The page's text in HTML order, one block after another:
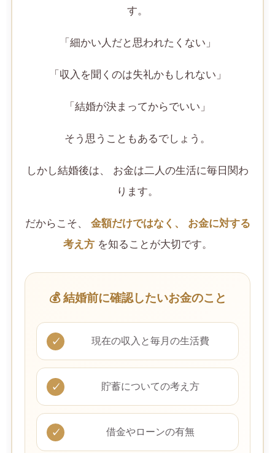
す。
「細かい人だと思われたくない」
「収入を聞くのは失礼かもしれない」
「結婚が決まってからでいい」
そう思うこともあるでしょう。
しかし結婚後は、 お金は二人の生活に毎日関わ
ります。
だからこそ、 金額だけではなく、 お金に対する
考え方 を知ることが大切です。
💰 結婚前に確認したいお金のこと
現在の収入と毎月の生活費
貯蓄についての考え方
借金やローンの有無